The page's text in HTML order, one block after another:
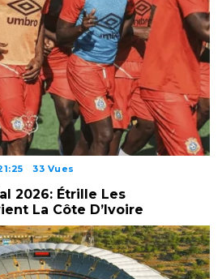
33 Vues
2026: Étrille Les
La Côte D’Ivoire